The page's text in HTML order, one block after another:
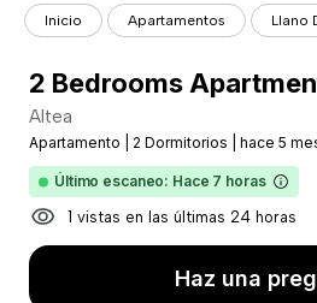
Inicio Apartamentos Llano
Altea
Apartamento 2 Dormitorios hace 5
Último escaneo: Hace 7 horas
1 vistas en las últimas 24 horas
Haz una